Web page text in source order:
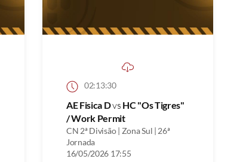
02:13:30
AE Fisica Dvs HC "Os Tigres"
/ Work Permit
CN 2ª Divisão | Zona Sul | 26ª
Jornada
16/05/2026 17:55